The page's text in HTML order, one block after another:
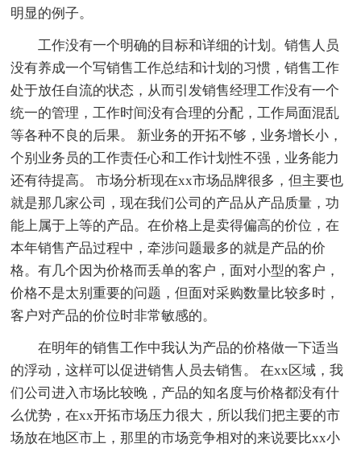
明显的例子。
工作没有一个明确的目标和详细的计划。销售人员
没有养成一个写销售工作总结和计划的习惯，销售工作
处于放任自流的状态，从而引发销售经理工作没有一个
统一的管理，工作时间没有合理的分配，工作局面混乱
等各种不良的后果。 新业务的开拓不够，业务增长小，
个别业务员的工作责任心和工作计划性不强，业务能力
还有待提高。 市场分析现在xx市场品牌很多，但主要也
就是那几家公司，现在我们公司的产品从产品质量，功
能上属于上等的产品。在价格上是卖得偏高的价位，在
本年销售产品过程中，牵涉问题最多的就是产品的价
格。有几个因为价格而丢单的客户，面对小型的客户，
价格不是太别重要的问题，但面对采购数量比较多时，
客户对产品的价位时非常敏感的。
在明年的销售工作中我认为产品的价格做一下适当
的浮动，这样可以促进销售人员去销售。 在xx区域，我
们公司进入市场比较晚，产品的知名度与价格都没有什
么优势，在xx开拓市场压力很大，所以我们把主要的市
场放在地区市上，那里的市场竞争相对的来说要比xx小